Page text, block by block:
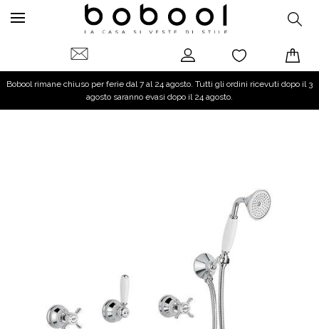
Bobool rimane chiuso per ferie dal 7 al 24 agosto. Tutti gli ordini ricevuti dopo il 3
agosto saranno evasi dopo il 24 agosto.